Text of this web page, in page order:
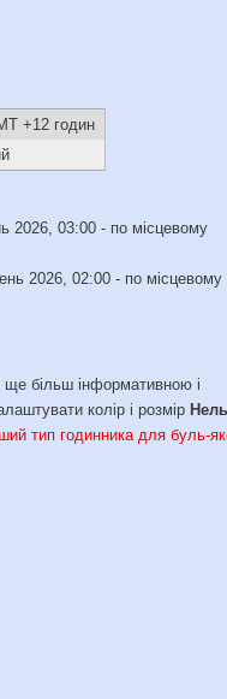
+12 годин
2026, 03:00 - по місцевому
2026, 02:00 - по місцевому
ще більш інформативною і
колір і розмір
тип годинника для буль-